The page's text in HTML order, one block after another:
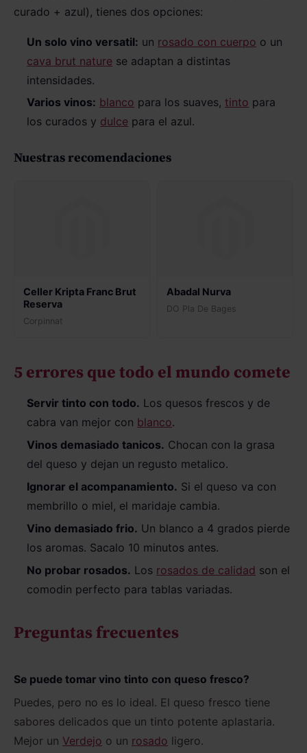
curado + azul), tienes dos opciones:
Un solo vino versatil: un rosado con cuerpo o un
cava brut nature se adaptan a distintas
intensidades.
Varios vinos: blanco para los suaves, tinto para
los curados y dulce para el azul.
Nuestras recomendaciones
Celler Kripta Franc Brut
Reserva
Corpinnat
Abadal Nurva
DO Pla De Bages
5 errores que todo el mundo comete
Servir tinto con todo. Los quesos frescos y de
cabra van mejor con blanco.
Vinos demasiado tanicos. Chocan con la grasa
del queso y dejan un regusto metalico.
Ignorar el acompanamiento. Si el queso va con
membrillo o miel, el maridaje cambia.
Vino demasiado frio. Un blanco a 4 grados pierde
los aromas. Sacalo 10 minutos antes.
No probar rosados. Los rosados de calidad son el
comodin perfecto para tablas variadas.
Preguntas frecuentes
Se puede tomar vino tinto con queso fresco?
Puedes, pero no es lo ideal. El queso fresco tiene
sabores delicados que un tinto potente aplastaria.
Mejor un Verdejo o un rosado ligero.